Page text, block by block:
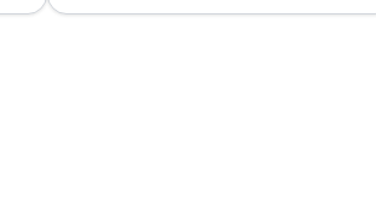
amable y me explicó todo con